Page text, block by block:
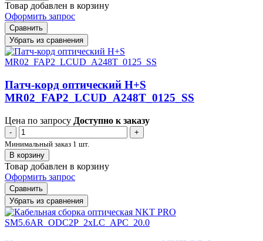
Товар добавлен в корзину
Оформить запрос
Сравнить
Убрать из сравнения
Патч-корд оптический H+S
MR02_FAP2_LCUD_A248T_0125_SS
Цена по запросу Доступно к заказу
-
+
Минимальный заказ 1 шт.
В корзину
Товар добавлен в корзину
Оформить запрос
Сравнить
Убрать из сравнения